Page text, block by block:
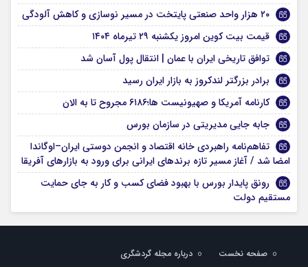
۲۰ هزار واحد صنعتی پایتخت در مسیر نوسازی و کاهش آلودگی
قیمت بیت کوین امروز یکشنبه ۲۹ تیرماه ۱۴۰۴
توافق تاریخی ایران با عمان | انتقال پول آسان شد
برادر بزرگتر لندکروز به بازار ایران رسید
کارنامه آمریکا و صهیونیست ها؛۶۱۸۶ مجروح تا به الان
جابه جایی مدیریتی در سازمان بورس
تفاهم‌نامه راهبردی خانه اقتصاد و انجمن دوستی ایران–اوگاندا
امضا شد / آغاز مسیر تازه برندهای ایرانی برای ورود به بازارهای آفریقا
رونق پایدار بورس با بهبود فضای کسب و کار به جای حمایت
مستقیم دولت
صفحه نخست درباره مجله گردشگری